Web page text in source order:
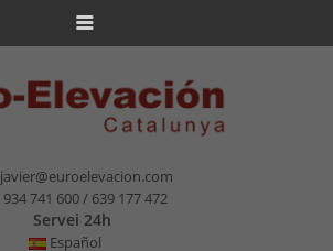
javier@euroelevacion.com
934 741 600 / 639 177 472
Servei 24h
Español